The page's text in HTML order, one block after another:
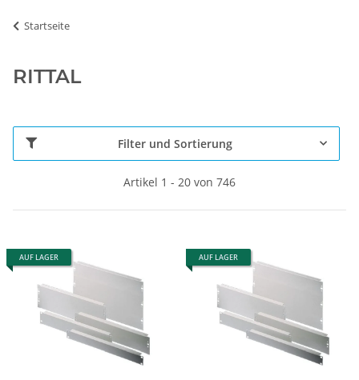
Startseite
RITTAL
Filter und Sortierung
Artikel 1 - 20 von 746
AUF LAGER AUF LAGER